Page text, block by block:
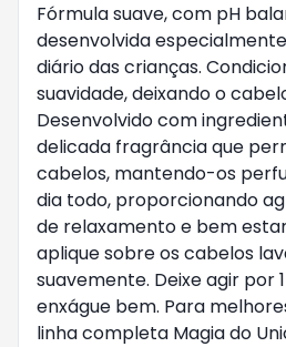
Fórmula suave, com pH
desenvolvida
diário das crianças.
suavidade, deixando o
Desenvolvido com
delicada fragrância que
cabelos, mantendo-os
dia todo, proporcionando
de relaxamento e bem
aplique sobre os cabelos
suavemente. Deixe agir por
enxágue bem. Para
linha completa Magia do